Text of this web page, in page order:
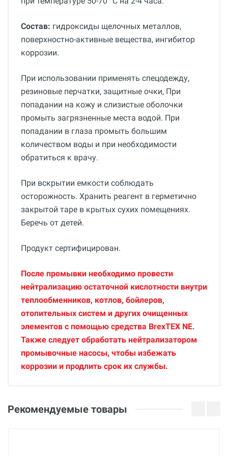
Состав: гидроксиды щелочных металлов,
поверхностно-активные вещества, ингибитор
коррозии.
При использовании применять спецодежду,
резиновые перчатки, защитные очки, При
попадании на кожу и слизистые оболочки
промыть загрязненные места водой. При
попадании в глаза промыть большим
количеством воды и при необходимости
обратиться к врачу.
При вскрытии емкости соблюдать
осторожность. Хранить реагент в герметично
закрытой таре в крытых сухих помещениях.
Беречь от детей.
Продукт сертифицирован.
После промывки необходимо провести
нейтрализацию остаточной кислотности внутри
теплообменников, котлов, бойлеров,
отопительных систем и других очищенных
элементов с помощью средства BrexTEX NE.
Также следует обработать нейтрализатором
промывочные насосы, чтобы избежать
коррозии и продлить срок их службы.
36 месяцев
Оценка
Рекомендуемые товары